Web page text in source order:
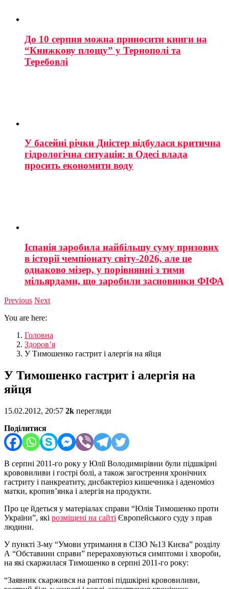
До 10 серпня можна приносити книги на
“Книжкову площу” у Тернополі та
Теребовлі
У басейні річки Дністер відбулася критична
гідрологічна ситуація: в Одесі влада
просить економити воду
Іспанія заробила найбільшу суму призових
в історії чемпіонату світу-2026, але це
однаково мізер, у порівнянні з тими
мільярдами, що заробили засновники ФІФА
Previous Next
You are here:
Головна
Здоров’я
У Тимошенко гастрит і алергія на яйця
У Тимошенко гастрит і алергія на
яйця
15.02.2012, 20:57 2k перегляди
Поділитися
В серпні 2011-го року у Юлії Володимирівни були підшкірні
крововиливи і гострі болі, а також загострення хронічних
гастриту і панкреатиту, дисбактеріоз кишечника і аденоміоз
матки, кропив’янка і алергія на продукти.
Про це йдеться у матеріалах справи “Юлія Тимошенко проти
України”, які розміщені на сайті Європейського суду з прав
людини.
У пункті 3-му “Умови утримання в СІЗО №13 Києва” розділу
А “Обставини справи” перераховуються симптоми і хвороби,
на які скаржилася Тимошенко в серпні 2011-го року:
“Заявник скаржився на раптові підшкірні крововиливи,